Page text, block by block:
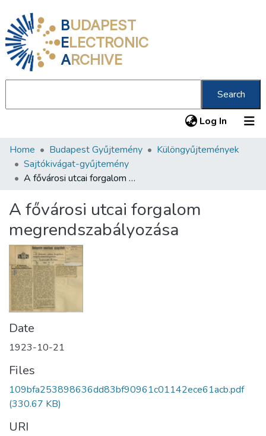
BUDAPEST
ELECTRONIC
ARCHIVE
Search
Log In (current)
Communities & Collections
All of DSpace
Home Budapest Gyűjtemény
Különgyűjtemények
Sajtókivágat-gyűjtemény
A fővárosi utcai forgalom megrendszabályozása
A fővárosi utcai forgalom
megrendszabályozása
Date
1923-10-21
Files
109bfa253898636dd83bf90961c01142ece61acb.pdf
(330.67 KB)
URI